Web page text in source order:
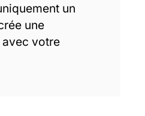
un
une
votre